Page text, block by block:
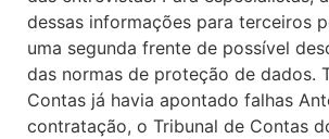
dessas informações para terceiros
uma segunda frente de possível
das normas de proteção de dados.
Contas já havia apontado falhas
contratação, o Tribunal de Contas